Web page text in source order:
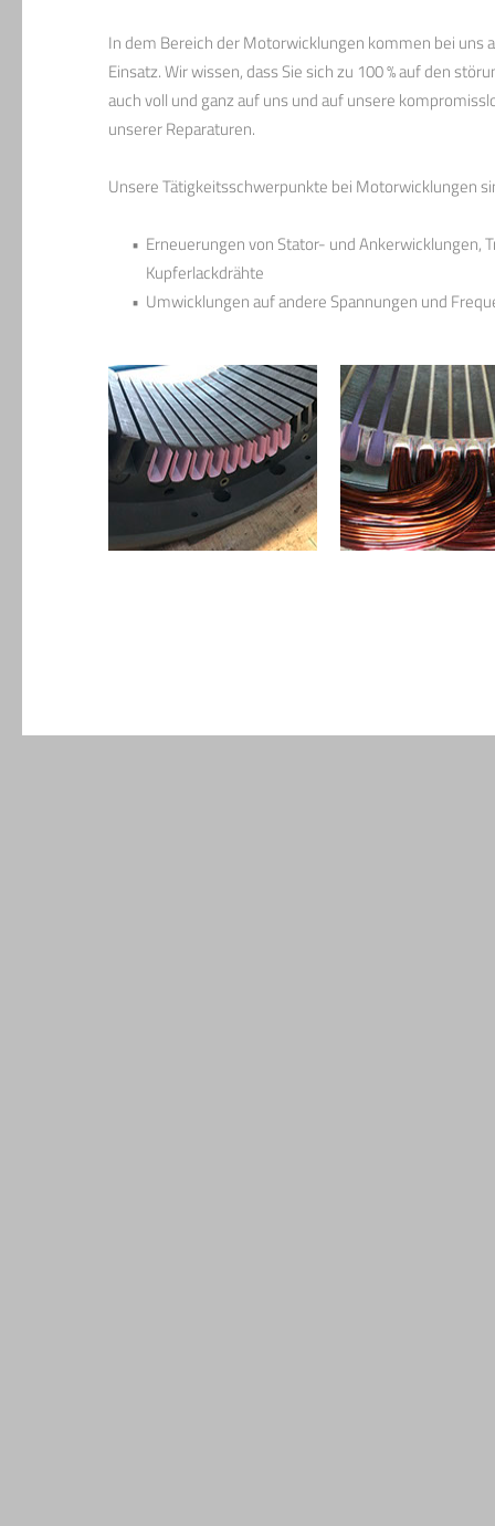
In dem Bereich der Motorwicklungen kommen bei
Einsatz. Wir wissen, dass Sie sich zu 100 % auf den
auch voll und ganz auf uns und auf unsere
unserer Reparaturen.
Unsere Tätigkeitsschwerpunkte bei Motorwicklungen
Erneuerungen von Stator- und
Kupferlackdrähte
Umwicklungen auf andere Spannungen und